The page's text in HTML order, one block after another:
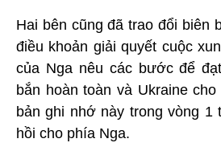
Hai bên cũng đã trao đổi biên
điều khoản giải quyết cuộc
của Nga nêu các bước để
bắn hoàn toàn và Ukraine
bản ghi nhớ này trong vòng 1
hồi cho phía Nga.